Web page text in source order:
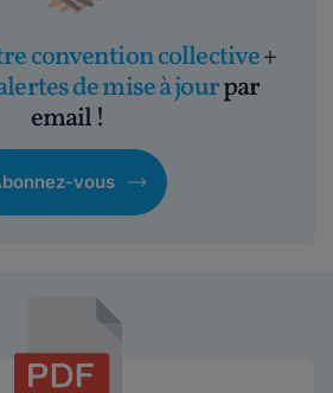
convention collective+
de mise à jourpar
email !
vous